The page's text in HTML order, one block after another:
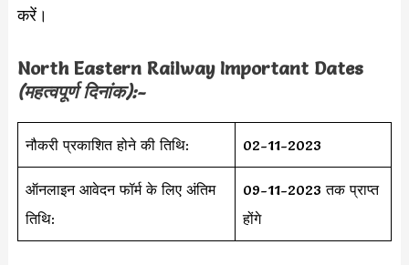
करें।
North Eastern Railway Important Dates
(महत्वपूर्ण दिनांक):-
नौकरी प्रकाशित होने की तिथि: 02-11-2023
ऑनलाइन आवेदन फॉर्म के लिए अंतिम
तिथि:
09-11-2023 तक प्राप्त
होंगे